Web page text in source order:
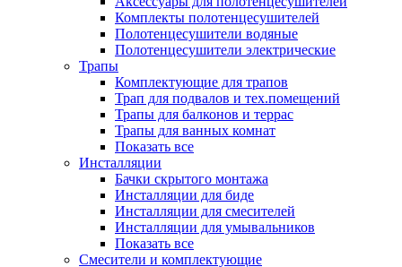
Комплекты полотенцесушителей
Полотенцесушители водяные
Полотенцесушители электрические
Трапы
Комплектующие для трапов
Трап для подвалов и тех.помещений
Трапы для балконов и террас
Трапы для ванных комнат
Показать все
Инсталляции
Бачки скрытого монтажа
Инсталляции для биде
Инсталляции для смесителей
Инсталляции для умывальников
Показать все
Смесители и комплектующие